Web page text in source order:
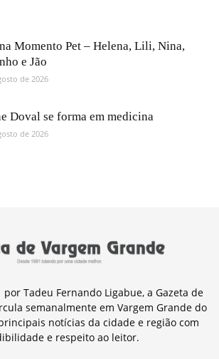
Momento Pet – Helena, Lili, Nina,
e Jão
de 2026
Doval se forma em medicina
de 2026
por Tadeu Fernando Ligabue, a Gazeta de
semanalmente em Vargem Grande do
notícias da cidade e região com
e respeito ao leitor.